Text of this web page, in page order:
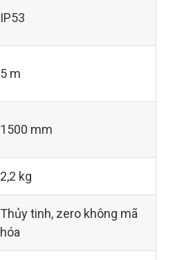
IP53
5 m
1500 mm
2,2 kg
Thủy tinh, zero không mã
hóa